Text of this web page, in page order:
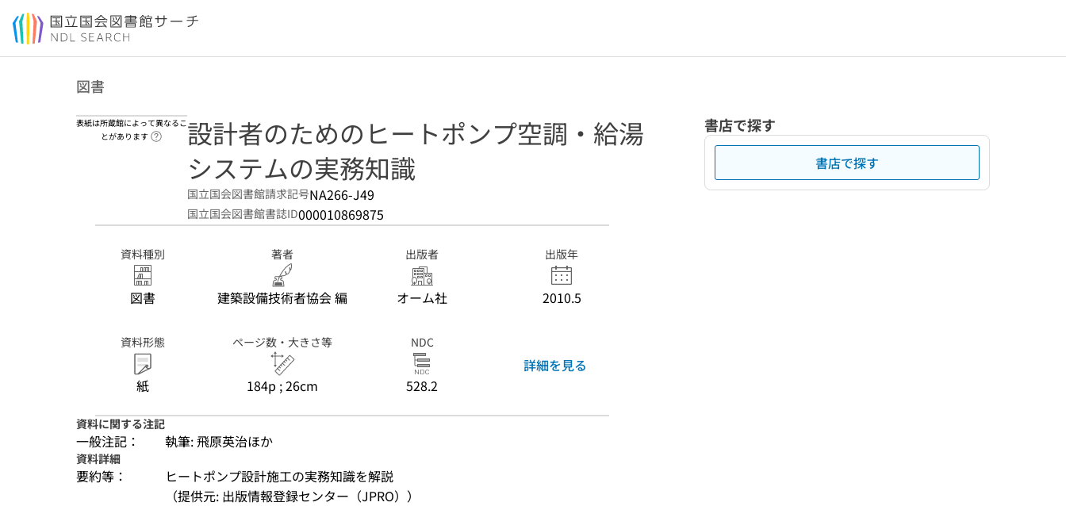
本文へ移動
図書
表紙は所蔵館によって異なるこ
とがあります
ヘルプページへのリンク
設計者のためのヒートポンプ空調・給湯
システムの実務知識
国立国会図書館請求記号NA266-J49
国立国会図書館書誌ID000010869875
資料種別
図書
著者
建築設備技術者協会 編
出版者
オーム社
出版年
2010.5
資料形態
紙
ページ数・大きさ等
184p ; 26cm
NDC
528.2
詳細を見る
資料に関する注記
一般注記： 執筆: 飛原英治ほか
資料詳細
要約等：
ヒートポンプ設計施工の実務知識を解説
（提供元: 出版情報登録センター（JPRO））
書店で探す
書店で探す